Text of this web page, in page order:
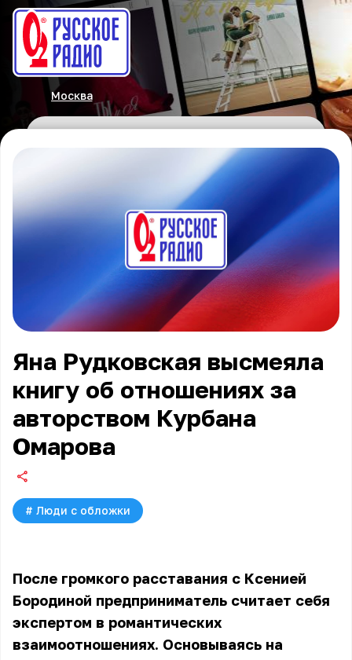
Москва
Яна Рудковская высмеяла
книгу об отношениях за
авторством Курбана
Омарова
# Люди с обложки
После громкого расставания с Ксенией
Бородиной предприниматель считает себя
экспертом в романтических
взаимоотношениях. Основываясь на